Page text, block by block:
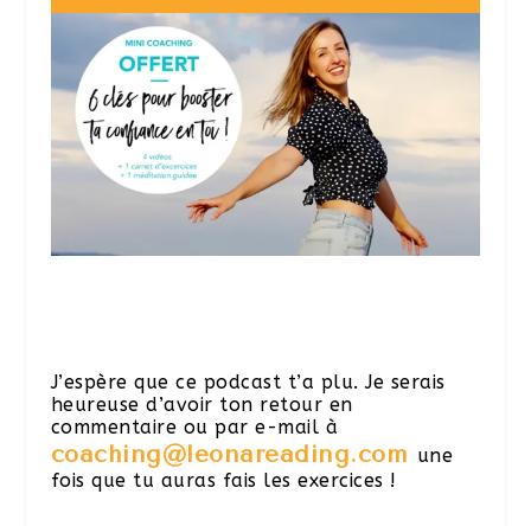
J’espère que ce podcast t’a plu. Je serais
heureuse d’avoir ton retour en
commentaire ou par e-mail à
coaching@leonareading.com une
fois que tu auras fais les exercices !